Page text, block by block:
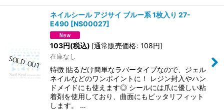
ネイルシール アジサイ ブルー系 1枚入り 27-
E490 [NS00027]
103円(税込) [通常販売価格: 108円]
在庫なし
特徴 貼るだけ簡単なラバータイプなので、ジェル
ネイルなどのワンポイントに！ レジン封入やハン
ドメイドにも使えます◎ シールには爪に優しい粘
着剤を使用しており、曲面にもピッタリフィット
します。 …